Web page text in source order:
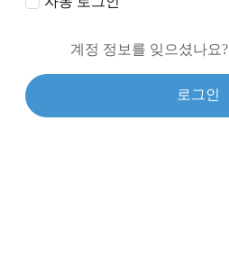
계정 정보를 잊으셨나요?
로그인